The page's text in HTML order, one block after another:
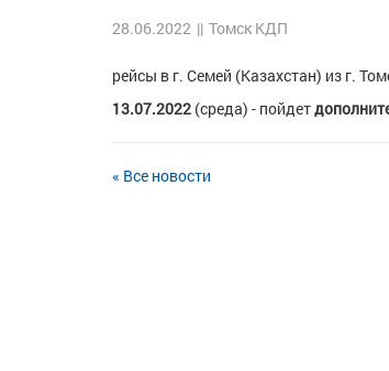
28.06.2022 || Томск КДП
рейсы в г. Семей (Казахстан) из г.
13.07.2022 (среда) - пойдет
« Все новости